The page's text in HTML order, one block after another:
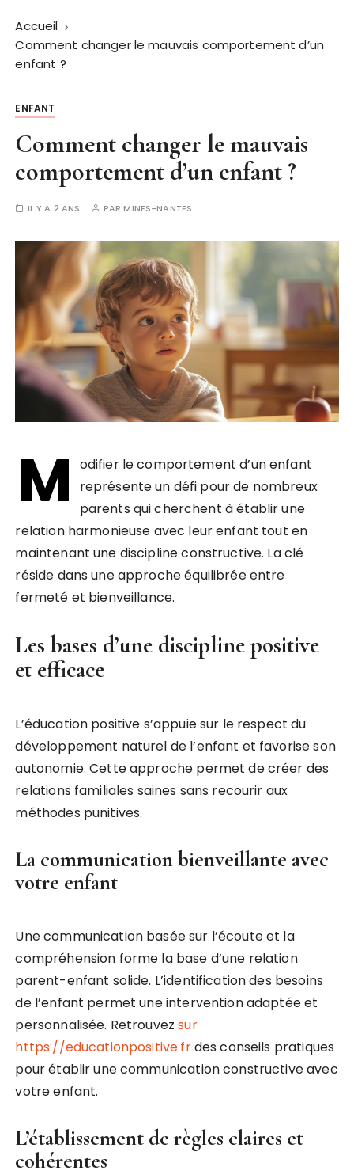
Accueil
Comment changer le mauvais comportement d’un
enfant ?
ENFANT
Comment changer le mauvais
comportement d’un enfant ?
IL Y A 2 ANS PARMINES-NANTES
M
odifier le comportement d’un enfant
représente un défi pour de nombreux
parents qui cherchent à établir une
relation harmonieuse avec leur enfant tout en
maintenant une discipline constructive. La clé
réside dans une approche équilibrée entre
fermeté et bienveillance.
Les bases d’une discipline positive
et efficace
L’éducation positive s’appuie sur le respect du
développement naturel de l’enfant et favorise son
autonomie. Cette approche permet de créer des
relations familiales saines sans recourir aux
méthodes punitives.
La communication bienveillante avec
votre enfant
Une communication basée sur l’écoute et la
compréhension forme la base d’une relation
parent-enfant solide. L’identification des besoins
de l’enfant permet une intervention adaptée et
personnalisée. Retrouvezsur
https://educationpositive.frdes conseils pratiques
pour établir une communication constructive avec
votre enfant.
L’établissement de règles claires et
cohérentes